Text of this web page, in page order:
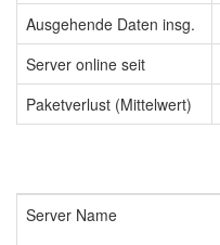
Ausgehende Daten insg.
Server online seit
Paketverlust (Mittelwert)
Server Name